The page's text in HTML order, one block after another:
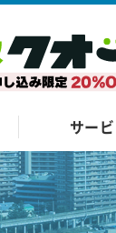
サー